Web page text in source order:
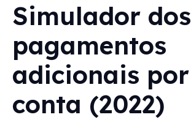
Simulador dos
pagamentos
adicionais por
conta (2022)